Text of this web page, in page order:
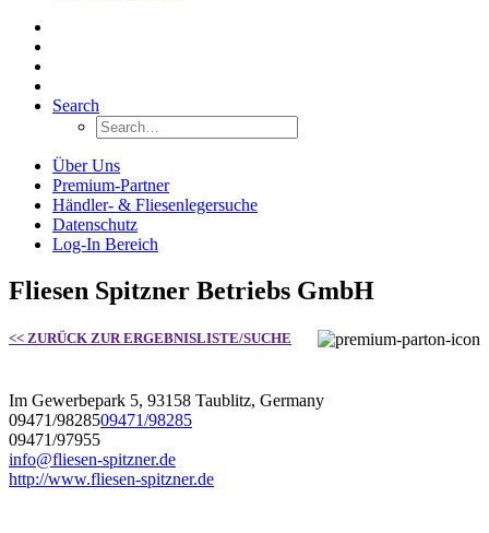
Search
Über Uns
Premium-Partner
Händler- & Fliesenlegersuche
Datenschutz
Log-In Bereich
Fliesen Spitzner Betriebs GmbH
<< ZURÜCK ZUR ERGEBNISLISTE/SUCHE
Im Gewerbepark 5, 93158 Taublitz, Germany
09471/9828509471/98285
09471/97955
info@fliesen-spitzner.de
http://www.fliesen-spitzner.de